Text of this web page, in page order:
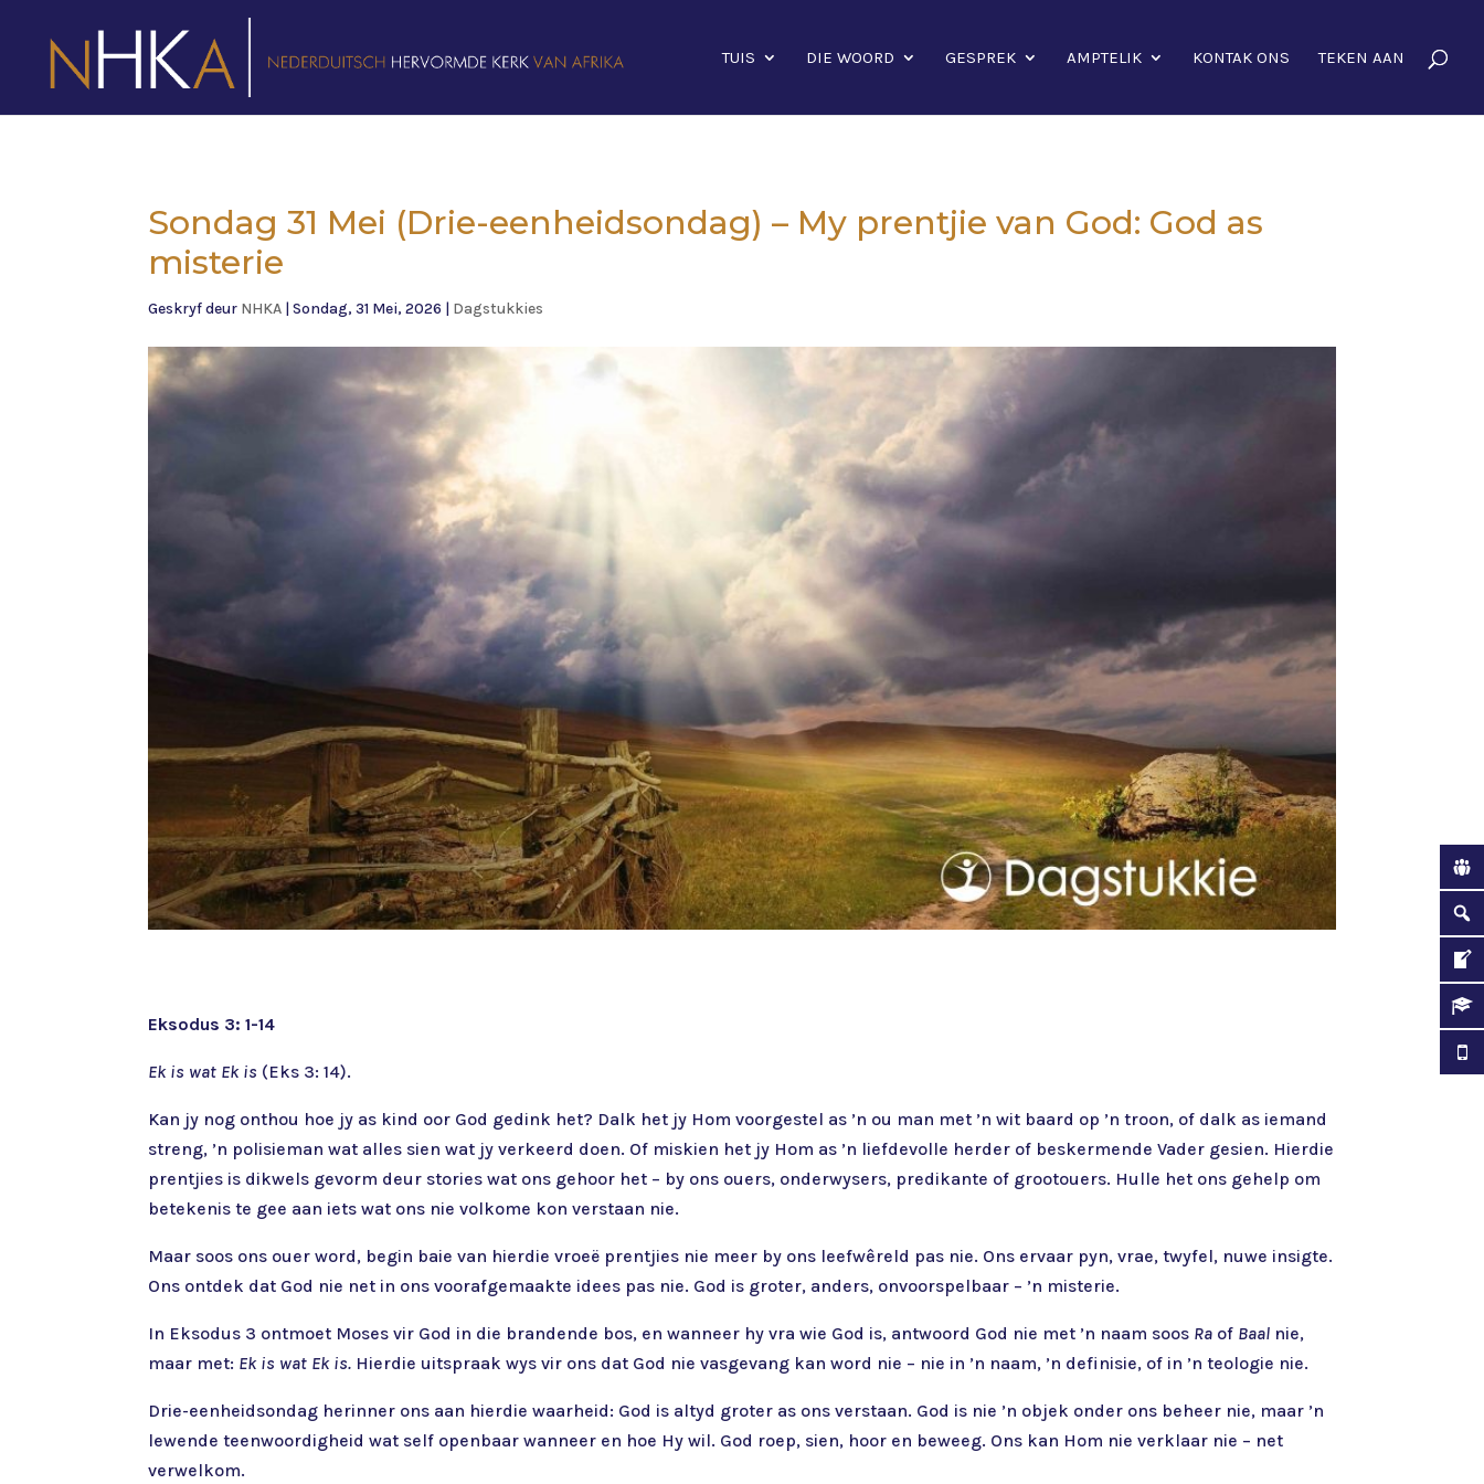
TUIS DIE WOORD GESPREK AMPTELIK KONTAK ONS TEKEN AAN
Sondag 31 Mei (Drie-eenheidsondag) – My prentjie van God: God as
misterie
Geskryf deur NHKA |Sondag, 31 Mei, 2026 | Dagstukkies
Eksodus 3: 1-14
Ek is wat Ek is (Eks 3: 14).
Kan jy nog onthou hoe jy as kind oor God gedink het? Dalk het jy Hom voorgestel as ’n ou man met ’n wit baard op ’n troon, of dalk as iemand
streng, ’n polisieman wat alles sien wat jy verkeerd doen. Of miskien het jy Hom as ’n liefdevolle herder of beskermende Vader gesien. Hierdie
prentjies is dikwels gevorm deur stories wat ons gehoor het – by ons ouers, onderwysers, predikante of grootouers. Hulle het ons gehelp om
betekenis te gee aan iets wat ons nie volkome kon verstaan nie.
Maar soos ons ouer word, begin baie van hierdie vroeë prentjies nie meer by ons leefwêreld pas nie. Ons ervaar pyn, vrae, twyfel, nuwe insigte.
Ons ontdek dat God nie net in ons voorafgemaakte idees pas nie. God is groter, anders, onvoorspelbaar – ’n misterie.
In Eksodus 3 ontmoet Moses vir God in die brandende bos, en wanneer hy vra wie God is, antwoord God nie met ’n naam soos Ra of Baal nie,
maar met: Ek is wat Ek is. Hierdie uitspraak wys vir ons dat God nie vasgevang kan word nie – nie in ’n naam, ’n definisie, of in ’n teologie nie.
Drie-eenheidsondag herinner ons aan hierdie waarheid: God is altyd groter as ons verstaan. God is nie ’n objek onder ons beheer nie, maar ’n
lewende teenwoordigheid wat self openbaar wanneer en hoe Hy wil. God roep, sien, hoor en beweeg. Ons kan Hom nie verklaar nie – net
verwelkom.